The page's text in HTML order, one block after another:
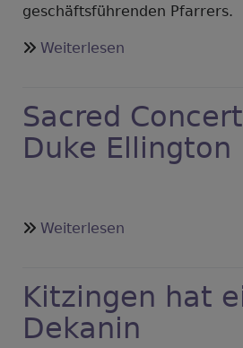
geschäftsführenden Pfarrers.
Weiterlesen
wieder
besetzt
Sacred
Duke Ellington
Weiterlesen
von
Ellington
Kitzingen hat
Dekanin